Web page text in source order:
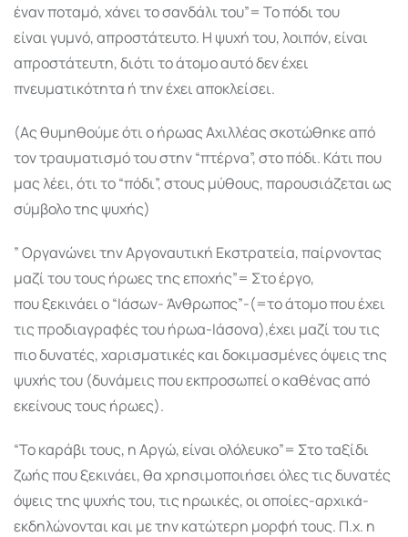
έναν ποταμό, χάνει το σανδάλι του”= Το πόδι του
είναι γυμνό, απροστάτευτο. Η ψυχή του, λοιπόν, είναι
απροστάτευτη, διότι το άτομο αυτό δεν έχει
πνευματικότητα ή την έχει αποκλείσει.
(Ας θυμηθούμε ότι ο ήρωας Αχιλλέας σκοτώθηκε από
τον τραυματισμό του στην “πτέρνα”, στο πόδι. Κάτι που
μας λέει, ότι το “πόδι”, στους μύθους, παρουσιάζεται ως
σύμβολο της ψυχής)
” Οργανώνει την Αργοναυτική Εκστρατεία, παίρνοντας
μαζί του τους ήρωες της εποχής”= Στο έργο,
που ξεκινάει ο “Ιάσων- Άνθρωπος”-(=το άτομο που έχει
τις προδιαγραφές του ήρωα-Ιάσονα),έχει μαζί του τις
πιο δυνατές, χαρισματικές και δοκιμασμένες όψεις της
ψυχής του (δυνάμεις που εκπροσωπεί ο καθένας από
εκείνους τους ήρωες).
“Το καράβι τους, η Αργώ, είναι ολόλευκο”= Στο ταξίδι
ζωής που ξεκινάει, θα χρησιμοποιήσει όλες τις δυνατές
όψεις της ψυχής του, τις ηρωικές, οι οποίες-αρχικά-
εκδηλώνονται και με την κατώτερη μορφή τους. Π.χ. η